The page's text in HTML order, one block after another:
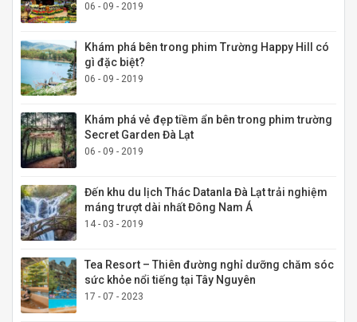
06 - 09 - 2019
Khám phá bên trong phim Trường Happy Hill có
gì đặc biệt?
06 - 09 - 2019
Khám phá vẻ đẹp tiềm ẩn bên trong phim trường
Secret Garden Đà Lạt
06 - 09 - 2019
Đến khu du lịch Thác Datanla Đà Lạt trải nghiệm
máng trượt dài nhất Đông Nam Á
14 - 03 - 2019
Tea Resort – Thiên đường nghỉ dưỡng chăm sóc
sức khỏe nổi tiếng tại Tây Nguyên
17 - 07 - 2023